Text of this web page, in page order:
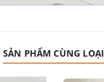
SẢN PHẨM CÙNG LOẠI